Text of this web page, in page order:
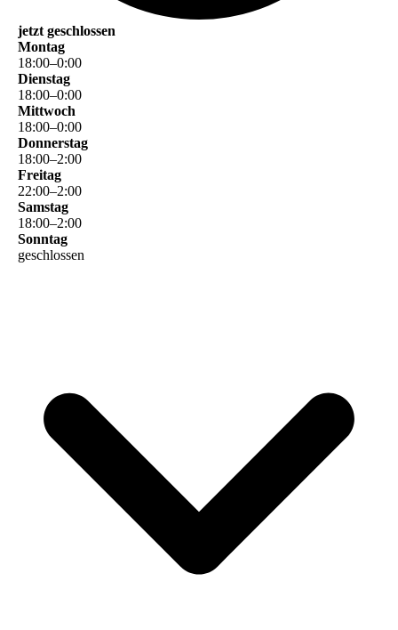
jetzt geschlossen
Montag
18:00–0:00
Dienstag
18:00–0:00
Mittwoch
18:00–0:00
Donnerstag
18:00–2:00
Freitag
22:00–2:00
Samstag
18:00–2:00
Sonntag
geschlossen